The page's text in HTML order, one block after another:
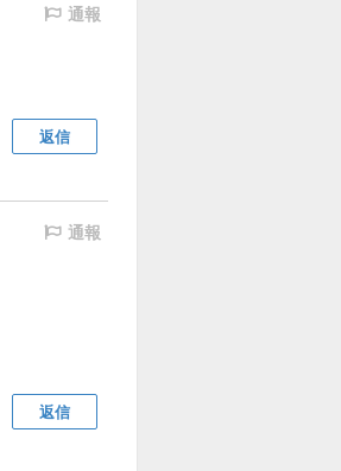
通報
返信
通報
返信